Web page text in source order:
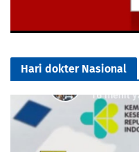
Hari dokter Nasional